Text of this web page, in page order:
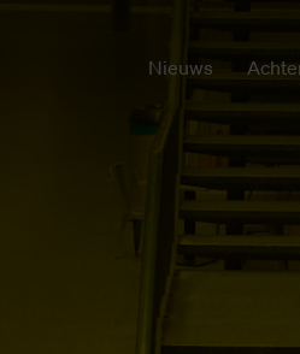
Nieuws